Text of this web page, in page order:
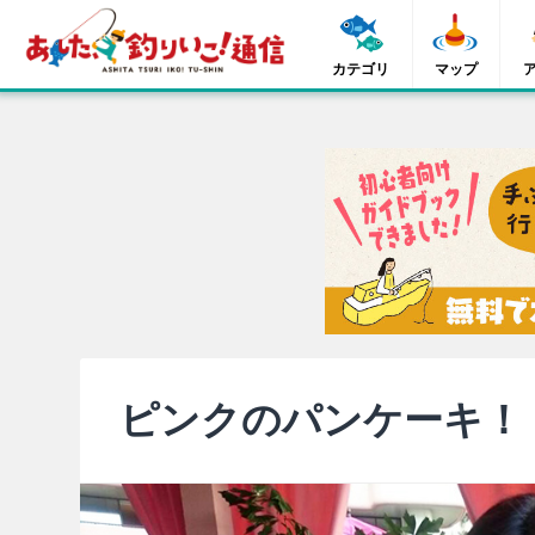
カテゴリ マップ
ピンクのパンケーキ！